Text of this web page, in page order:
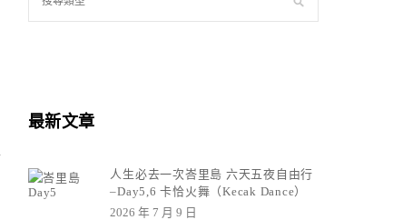
最新文章
人生必去一次峇里島 六天五夜自由行
–Day5,6 卡恰火舞（Kecak Dance）
2026 年 7 月 9 日